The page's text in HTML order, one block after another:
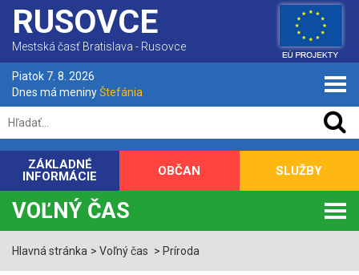
RUSOVCE
Mestská časť Bratislava - Rusovce
Piatok 7. 8. 2026
Dnes má meninyŠtefánia
ZÁKLADNÉ
INFORMÁCIE
OBČAN SLUŽBY
VOĽNÝ ČAS
Hlavná stránka Voľný čas Príroda